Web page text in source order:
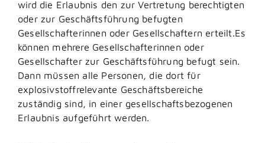
wird die Erlaubnis den zur Vertretung berechtigten
oder zur Geschäftsführung befugten
Gesellschafterinnen oder Gesellschaftern erteilt.Es
können mehrere Gesellschafterinnen oder
Gesellschafter zur Geschäftsführung befugt sein.
Dann müssen alle Personen, die dort für
explosivstoffrelevante Geschäftsbereiche
zuständig sind, in einer gesellschaftsbezogenen
Erlaubnis aufgeführt werden.